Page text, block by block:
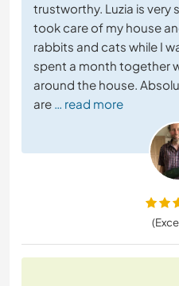
trustworthy. Luzia is very
took care of my house
rabbits and cats while I
spent a month together
around the house.
are … read more